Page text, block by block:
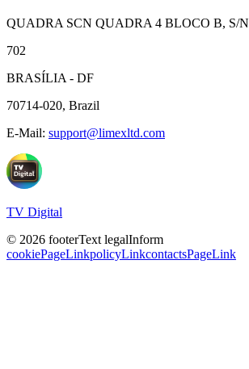
QUADRA SCN QUADRA 4 BLOCO B, S/N
702
BRASÍLIA - DF
70714-020, Brazil
E-Mail: support@limexltd.com
TV Digital
© 2026 footerText legalInform
cookiePageLinkpolicyLinkcontactsPageLink